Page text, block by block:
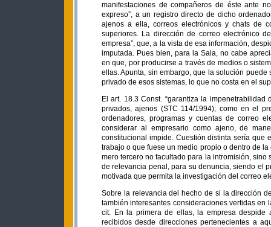
manifestaciones de compañeros de éste ante
expreso”, a un registro directo de dicho
ajenos a ella, correos electrónicos y chats de
superiores. La dirección de correo electrónico
empresa”, que, a la vista de esa información,
imputada. Pues bien, para la Sala, no cabe
en que, por producirse a través de medios o
ellas. Apunta, sin embargo, que la solución
privado de esos sistemas, lo que no costa en el
El art. 18.3 Const. “garantiza la
privados, ajenos (STC 114/1994); como en el
ordenadores, programas y cuentas de correo
considerar al empresario como ajeno, de
constitucional impide. Cuestión distinta sería que
trabajo o que fuese un medio propio o dentro de
mero tercero no facultado para la intromisión,
de relevancia penal, para su denuncia, siendo el
motivada que permita la investigación del correo
Sobre la relevancia del hecho de si la dirección
también interesantes consideraciones vertidas
cit. En la primera de ellas, la empresa despide
recibidos desde direcciones pertenecientes a